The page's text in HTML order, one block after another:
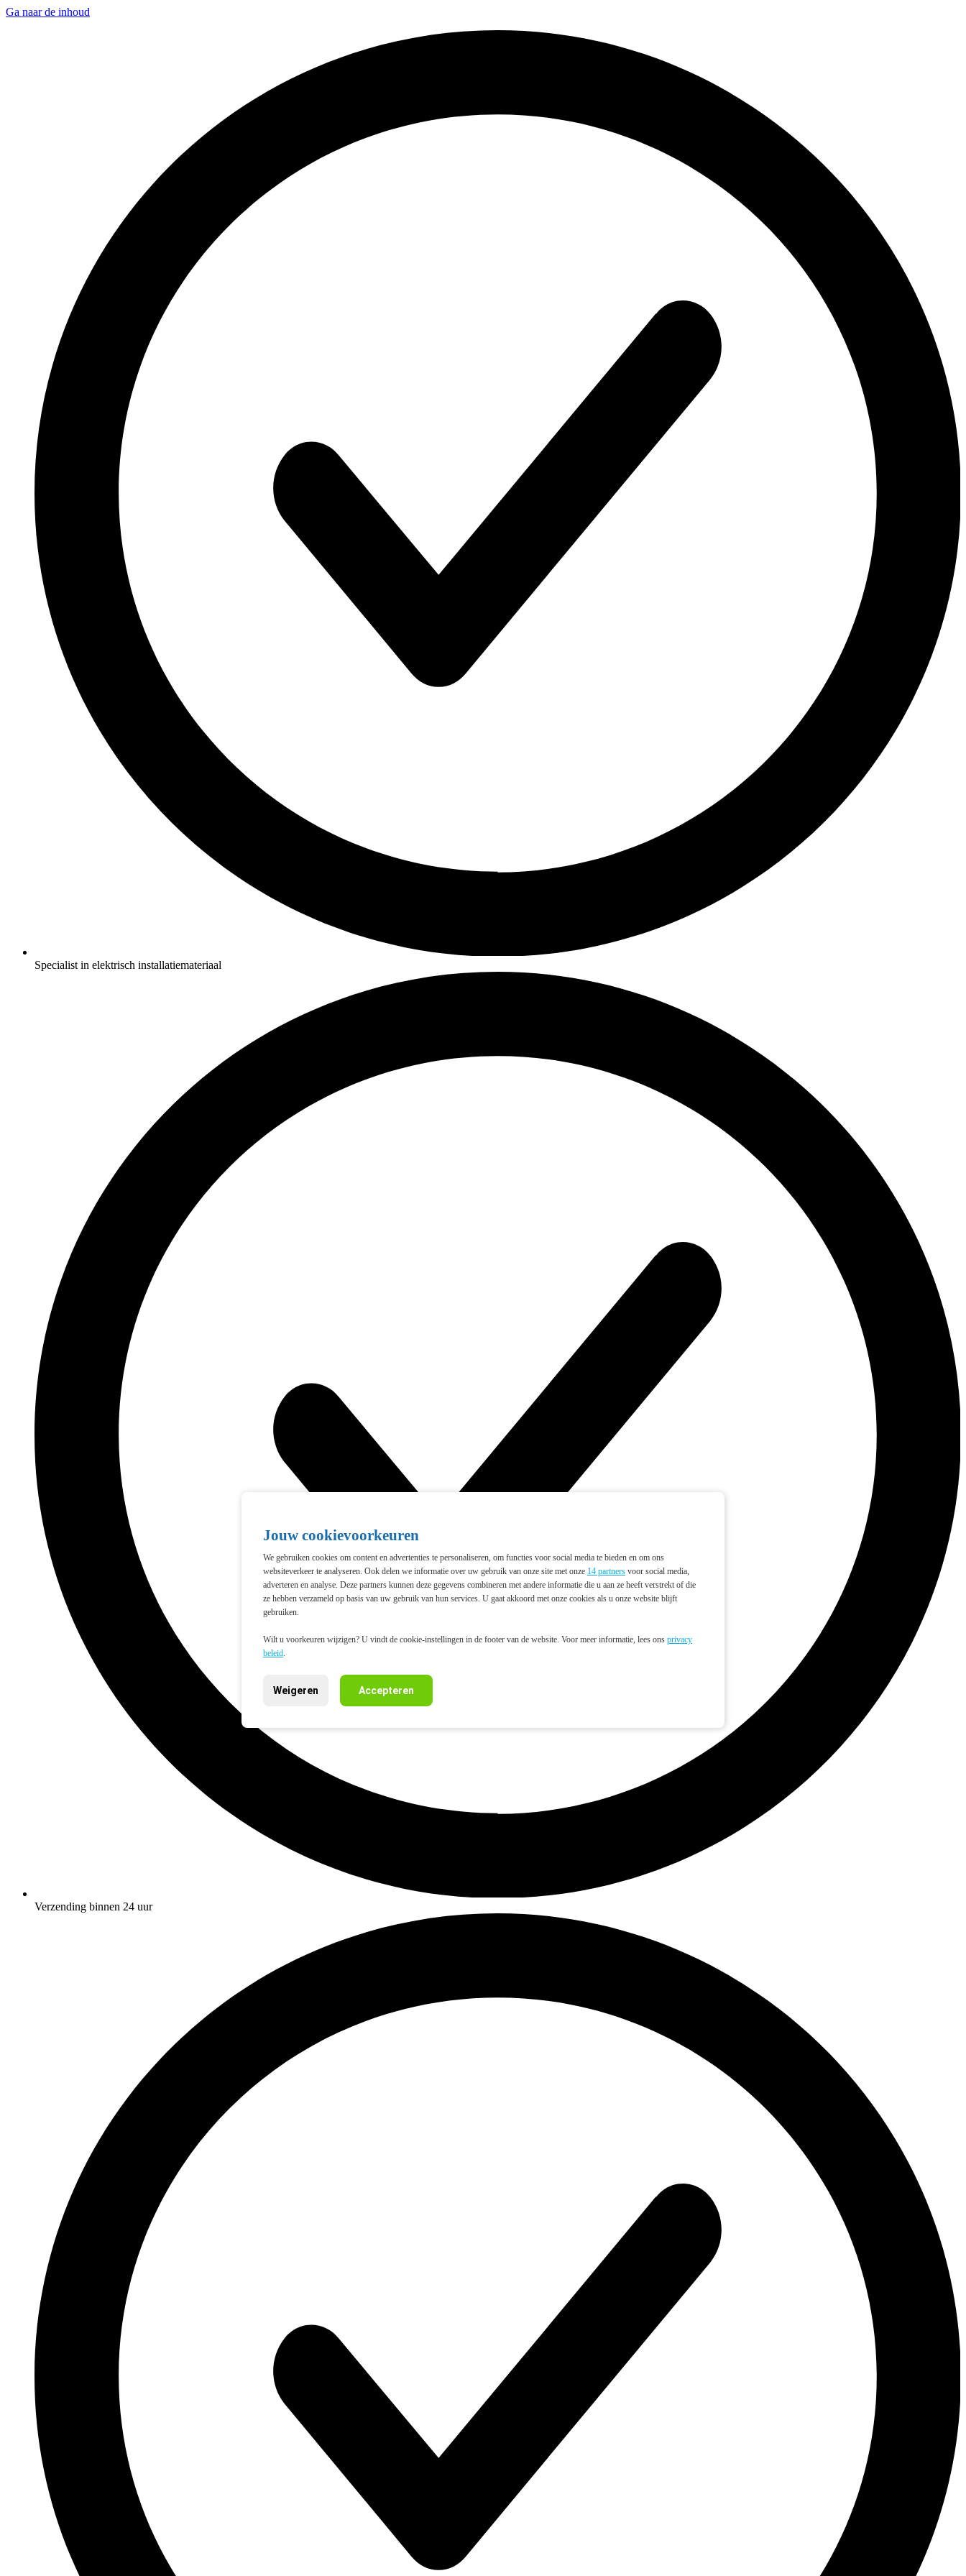
Jouw cookievoorkeuren
We gebruiken cookies om content en advertenties te personaliseren, om functies voor social media te bieden en om ons
websiteverkeer te analyseren. Ook delen we informatie over uw gebruik van onze site met onze 14 partners voor social media,
adverteren en analyse. Deze partners kunnen deze gegevens combineren met andere informatie die u aan ze heeft verstrekt of die
ze hebben verzameld op basis van uw gebruik van hun services. U gaat akkoord met onze cookies als u onze website blijft
gebruiken.
Wilt u voorkeuren wijzigen? U vindt de cookie-instellingen in de footer van de website. Voor meer informatie, lees ons privacy
beleid.
Weigeren Accepteren
Ga naar de inhoud
Specialist in elektrisch installatiemateriaal
Verzending binnen 24 uur